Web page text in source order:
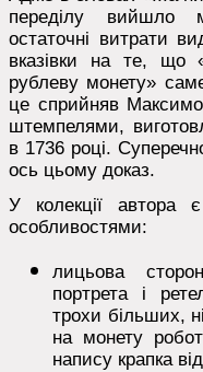
переділу вийшло
остаточні витрати
вказівки на те, що
рублеву монету»
це сприйняв
штемпелями,
в 1736 році.
ось цьому доказ.
У колекції автора
особливостями:
лицьова
портрета і
трохи більших,
на монету
напису крапка